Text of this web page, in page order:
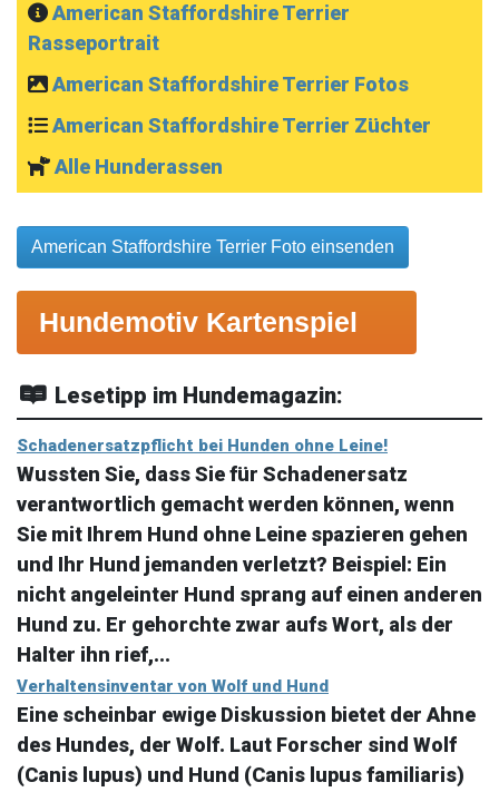
American Staffordshire Terrier
Rasseportrait
American Staffordshire Terrier Fotos
American Staffordshire Terrier Züchter
Alle Hunderassen
American Staffordshire Terrier Foto einsenden
Hundemotiv Kartenspiel
Lesetipp im Hundemagazin:
Schadenersatzpflicht bei Hunden ohne Leine!
Wussten Sie, dass Sie für Schadenersatz
verantwortlich gemacht werden können, wenn
Sie mit Ihrem Hund ohne Leine spazieren gehen
und Ihr Hund jemanden verletzt? Beispiel: Ein
nicht angeleinter Hund sprang auf einen anderen
Hund zu. Er gehorchte zwar aufs Wort, als der
Halter ihn rief,...
Verhaltensinventar von Wolf und Hund
Eine scheinbar ewige Diskussion bietet der Ahne
des Hundes, der Wolf. Laut Forscher sind Wolf
(Canis lupus) und Hund (Canis lupus familiaris)